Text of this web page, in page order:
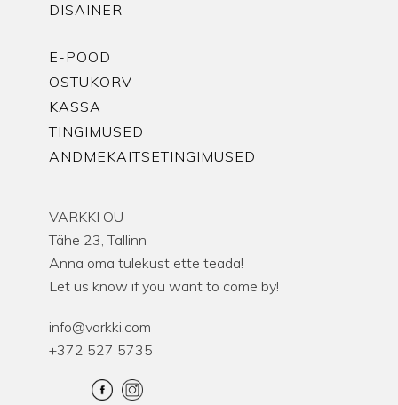
DISAINER
E-POOD
OSTUKORV
KASSA
TINGIMUSED
ANDMEKAITSETINGIMUSED
VARKKI OÜ
Tähe 23, Tallinn
Anna oma tulekust ette teada!
Let us know if you want to come by!
info@varkki.com
+372 527 5735